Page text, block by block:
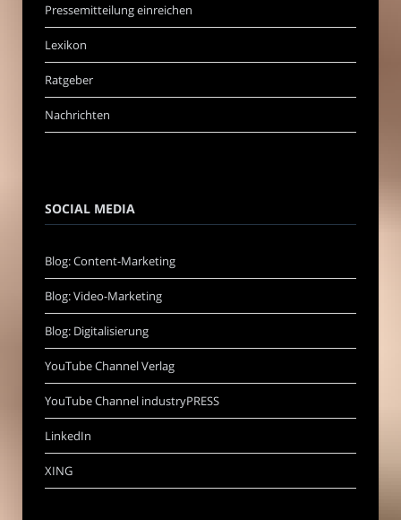
Pressemitteilung einreichen
Lexikon
Ratgeber
Nachrichten
SOCIAL MEDIA
Blog: Content-Marketing
Blog: Video-Marketing
Blog: Digitalisierung
YouTube Channel Verlag
YouTube Channel industryPRESS
LinkedIn
XING